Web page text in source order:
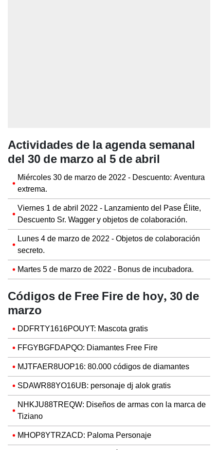
Actividades de la agenda semanal
del 30 de marzo al 5 de abril
Miércoles 30 de marzo de 2022 - Descuento: Aventura
extrema.
Viernes 1 de abril 2022 - Lanzamiento del Pase Élite,
Descuento Sr. Wagger y objetos de colaboración.
Lunes 4 de marzo de 2022 - Objetos de colaboración
secreto.
Martes 5 de marzo de 2022 - Bonus de incubadora.
Códigos de Free Fire de hoy, 30 de
marzo
DDFRTY1616POUYT: Mascota gratis
FFGYBGFDAPQO: Diamantes Free Fire
MJTFAER8UOP16: 80.000 códigos de diamantes
SDAWR88YO16UB: personaje dj alok gratis
NHKJU88TREQW: Diseños de armas con la marca de
Tiziano
MHOP8YTRZACD: Paloma Personaje